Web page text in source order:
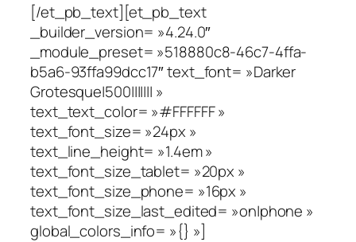
[/et_pb_text][et_pb_text
_builder_version= »4.24.0″
_module_preset= »518880c8-46c7-4ffa-
b5a6-93ffa99dcc17″ text_font= »Darker
Grotesque|500||||||| »
text_text_color= »#FFFFFF »
text_font_size= »24px »
text_line_height= »1.4em »
text_font_size_tablet= »20px »
text_font_size_phone= »16px »
text_font_size_last_edited= »on|phone »
global_colors_info= »{} »]